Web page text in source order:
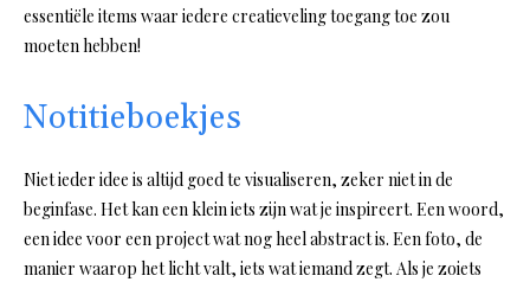
essentiële items waar iedere creatieveling toegang toe zou
moeten hebben!
Notitieboekjes
Niet ieder idee is altijd goed te visualiseren, zeker niet in de
beginfase. Het kan een klein iets zijn wat je inspireert. Een woord,
een idee voor een project wat nog heel abstract is. Een foto, de
manier waarop het licht valt, iets wat iemand zegt. Als je zoiets